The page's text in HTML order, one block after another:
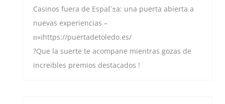
Casinos fuera de EspaГ±a: una puerta abierta a
nuevas experiencias –
п»їhttps://puertadetoledo.es/
?Que la suerte te acompane mientras gozas de
increibles premios destacados !